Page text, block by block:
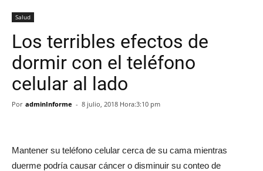
Salud
Los terribles efectos de
dormir con el teléfono
celular al lado
Por adminInforme - 8 julio, 2018 Hora:3:10 pm
Mantener su teléfono celular cerca de su cama mientras
duerme podría causar cáncer o disminuir su conteo de